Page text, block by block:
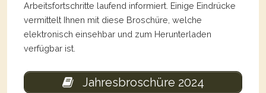
Arbeitsfortschritte laufend informiert. Einige Eindrücke
vermittelt Ihnen mit diese Broschüre, welche
elektronisch einsehbar und zum Herunterladen
verfügbar ist.
Jahresbroschüre 2024